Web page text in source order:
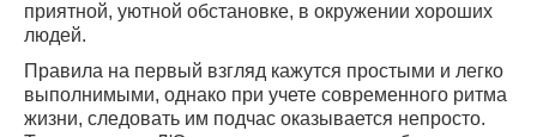
приятной, уютной обстановке, в окружении хороших
людей.
Правила на первый взгляд кажутся простыми и легко
выполнимыми, однако при учете современного ритма
жизни, следовать им подчас оказывается непросто.